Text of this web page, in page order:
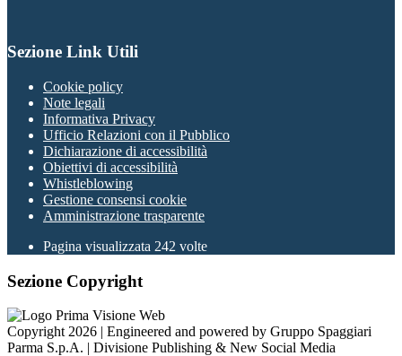
Sezione Link Utili
Cookie policy
Note legali
Informativa Privacy
Ufficio Relazioni con il Pubblico
Dichiarazione di accessibilità
Obiettivi di accessibilità
Whistleblowing
Gestione consensi cookie
Amministrazione trasparente
Pagina visualizzata 242 volte
Sezione Copyright
Copyright 2026 | Engineered and powered by Gruppo Spaggiari
Parma S.p.A. | Divisione Publishing & New Social Media